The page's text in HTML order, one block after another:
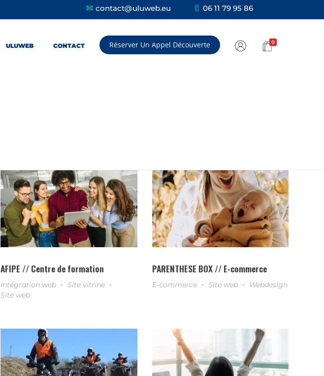
contact@uluweb.eu 06 11 79 95 86
ULUWEB CONTACT Réserver Un Appel Découverte 0
AFIPE // Centre de formation
Intégration web
Site vitrine
Site web
PARENTHESE BOX // E-commerce
E-commerce Site web Webdesign